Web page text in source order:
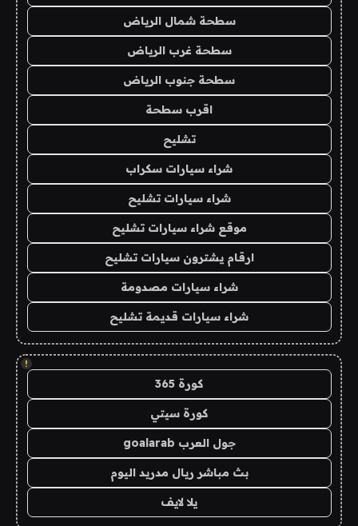
سطحة شمال الرياض
سطحة غرب الرياض
سطحة جنوب الرياض
اقرب سطحة
تشليح
شراء سيارات سكراب
شراء سيارات تشليح
موقع شراء سيارات تشليح
ارقام يشترون سيارات تشليح
شراء سيارات مصدومة
شراء سيارات قديمة تشليح
!
كورة 365
كورة سيتي
جول العرب goalarab
بث مباشر ريال مدريد اليوم
يلا لايف